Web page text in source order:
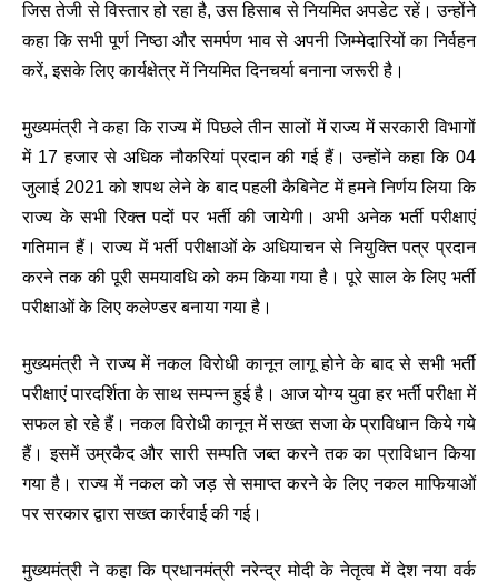
जिस तेजी से विस्तार हो रहा है, उस हिसाब से नियमित अपडेट रहें। उन्होंने
कहा कि सभी पूर्ण निष्ठा और समर्पण भाव से अपनी जिम्मेदारियों का निर्वहन
करें, इसके लिए कार्यक्षेत्र में नियमित दिनचर्या बनाना जरूरी है।
मुख्यमंत्री ने कहा कि राज्य में पिछले तीन सालों में राज्य में सरकारी विभागों
में 17 हजार से अधिक नौकरियां प्रदान की गई हैं। उन्होंने कहा कि 04
जुलाई 2021 को शपथ लेने के बाद पहली कैबिनेट में हमने निर्णय लिया कि
राज्य के सभी रिक्त पदों पर भर्ती की जायेगी। अभी अनेक भर्ती परीक्षाएं
गतिमान हैं। राज्य में भर्ती परीक्षाओं के अधियाचन से नियुक्ति पत्र प्रदान
करने तक की पूरी समयावधि को कम किया गया है। पूरे साल के लिए भर्ती
परीक्षाओं के लिए कलेण्डर बनाया गया है।
मुख्यमंत्री ने राज्य में नकल विरोधी कानून लागू होने के बाद से सभी भर्ती
परीक्षाएं पारदर्शिता के साथ सम्पन्न हुई है। आज योग्य युवा हर भर्ती परीक्षा में
सफल हो रहे हैं। नकल विरोधी कानून में सख्त सजा के प्राविधान किये गये
हैं। इसमें उम्रकैद और सारी सम्पति जब्त करने तक का प्राविधान किया
गया है। राज्य में नकल को जड़ से समाप्त करने के लिए नकल माफियाओं
पर सरकार द्वारा सख्त कार्रवाई की गई।
मुख्यमंत्री ने कहा कि प्रधानमंत्री नरेन्द्र मोदी के नेतृत्व में देश नया वर्क